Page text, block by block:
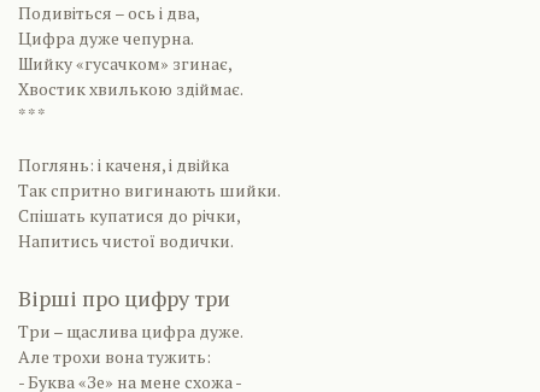
Подивіться – ось і два,
Цифра дуже чепурна.
Шийку «гусачком» згинає,
Хвостик хвилькою здіймає.
* * *
Поглянь: і каченя, і двійка
Так спритно вигинають шийки.
Спішать купатися до річки,
Напитись чистої водички.
Вірші про цифру три
Три – щаслива цифра дуже.
Але трохи вона тужить:
- Буква «Зе» на мене схожа -